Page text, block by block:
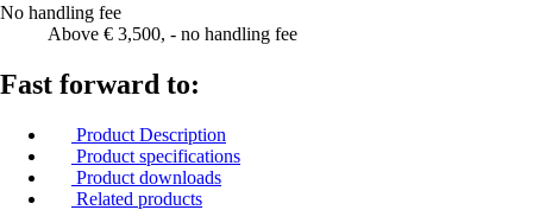
No handling fee
Above € 3,500, - no handling fee
Fast forward to:
Product Description
Product specifications
Product downloads
Related products